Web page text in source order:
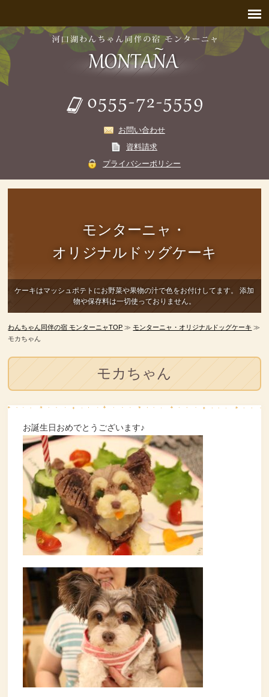
お問い合わせ
資料請求
プライバシーポリシー
モンターニャ・
オリジナルドッグケーキ
ケーキはマッシュポテトにお野菜や果物の汁で色をお付けしてます。
添加
物や保存料は一切使っておりません。
わんちゃん同伴の宿 モンターニャTOP ≫モンターニャ・オリジナルドッグケーキ ≫
モカちゃん
モカちゃん
お誕生日おめでとうございます♪